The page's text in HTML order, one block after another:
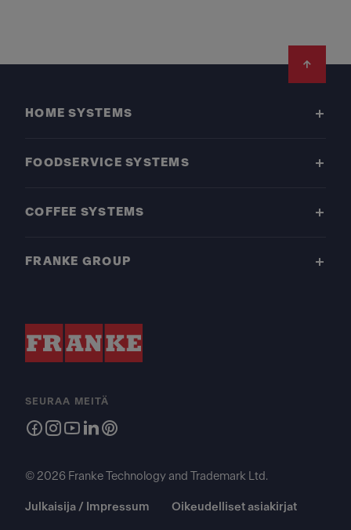
HOME SYSTEMS
FOODSERVICE SYSTEMS
COFFEE SYSTEMS
FRANKE GROUP
SEURAA MEITÄ
© 2026 Franke Technology and Trademark Ltd.
Julkaisija / Impressum Oikeudelliset asiakirjat